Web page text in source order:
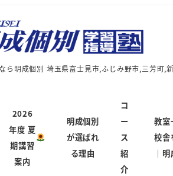
ら明成個別 埼玉県富士見市,ふじみ野市,三芳町,
2026
年度 夏
期講習
案内
明成個別
が選ばれ
る理由
コ
ー
ス
紹
介
教室
校舎
｜